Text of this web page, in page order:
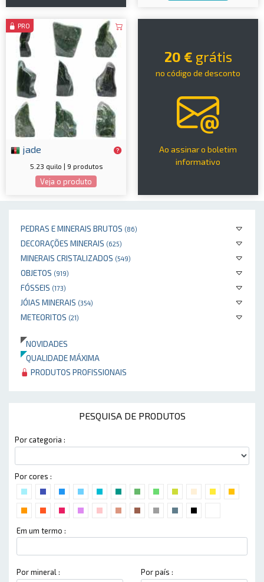
PEDRAS E MINERAIS BRUTOS (86)
DECORAÇÕES MINERAIS (625)
MINERAIS CRISTALIZADOS (549)
OBJETOS (919)
FÓSSEIS (173)
JÓIAS MINERAIS (354)
METEORITOS (21)
NOVIDADES
QUALIDADE MÁXIMA
PRODUTOS PROFISSIONAIS
PESQUISA DE PRODUTOS
Por categoria :
Por cores :
Em um termo :
Por mineral : Por país :
PRO
jade
5.23 quilo | 9 produtos
Veja o produto
20 € grátis
no código de desconto
Ao assinar o boletim
informativo